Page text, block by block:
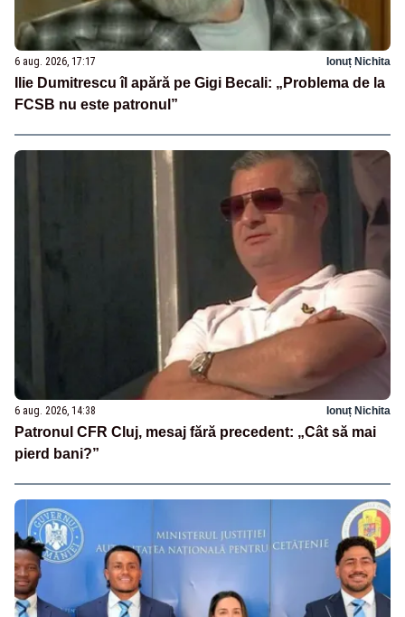
6 aug. 2026, 17:17 Ionuț Nichita
Ilie Dumitrescu îl apără pe Gigi Becali: „Problema de la
FCSB nu este patronul”
6 aug. 2026, 14:38 Ionuț Nichita
Patronul CFR Cluj, mesaj fără precedent: „Cât să mai
pierd bani?”